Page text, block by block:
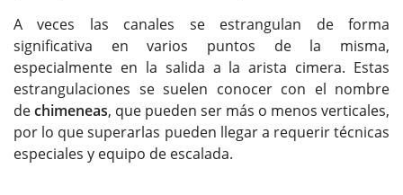
A veces las canales se estrangulan de forma
significativa en varios puntos de la misma,
especialmente en la salida a la arista cimera. Estas
estrangulaciones se suelen conocer con el nombre
dechimeneas, que pueden ser más o menos verticales,
por lo que superarlas pueden llegar a requerir técnicas
especiales y equipo de escalada.